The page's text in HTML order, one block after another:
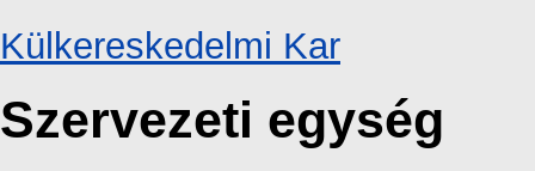
Külkereskedelmi Kar
Szervezeti egység